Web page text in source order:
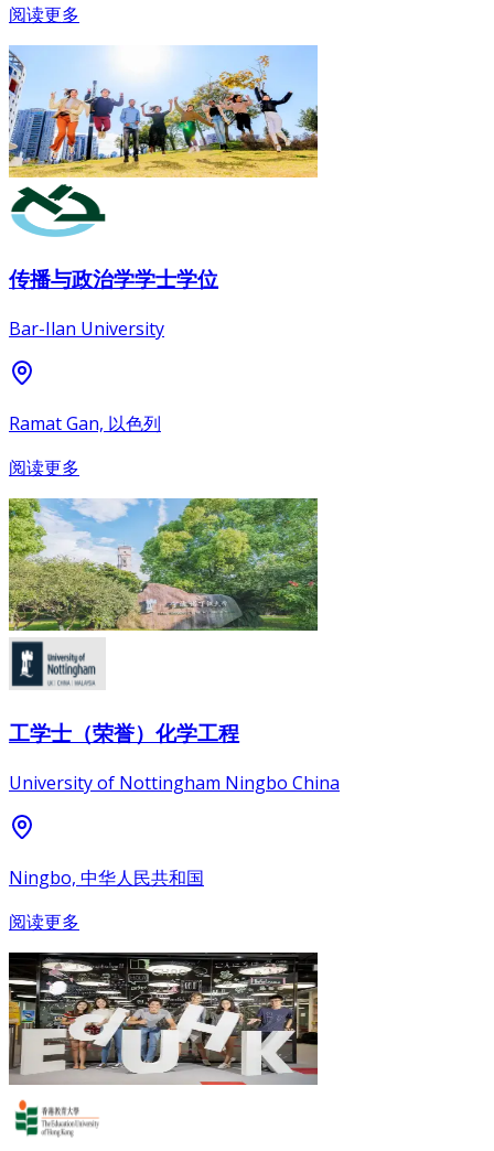
阅读更多
传播与政治学学士学位
Bar-Ilan University
Ramat Gan, 以色列
阅读更多
工学士（荣誉）化学工程
University of Nottingham Ningbo China
Ningbo, 中华人民共和国
阅读更多